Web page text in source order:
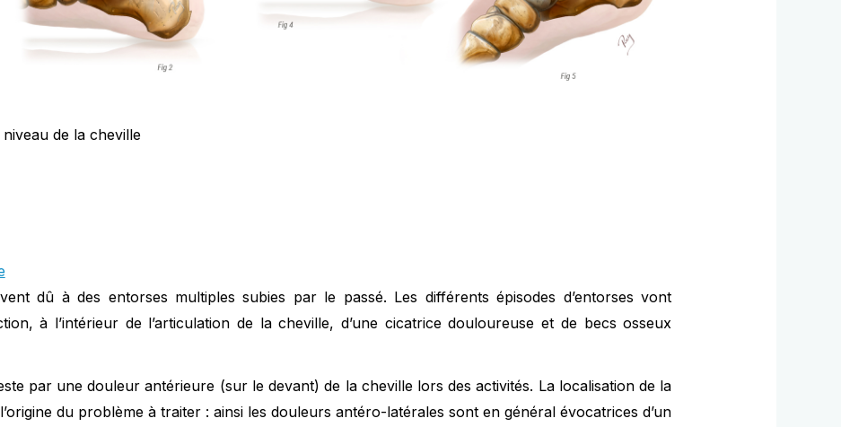
de la cheville
dû à des entorses multiples subies par le passé. Les différents épisodes d’entorses vont
à l’intérieur de l’articulation de la cheville, d’une cicatrice douloureuse et de becs osseux
par une douleur antérieure (sur le devant) de la cheville lors des activités. La localisation de la
du problème à traiter : ainsi les douleurs antéro-latérales sont en général évocatrices d’un